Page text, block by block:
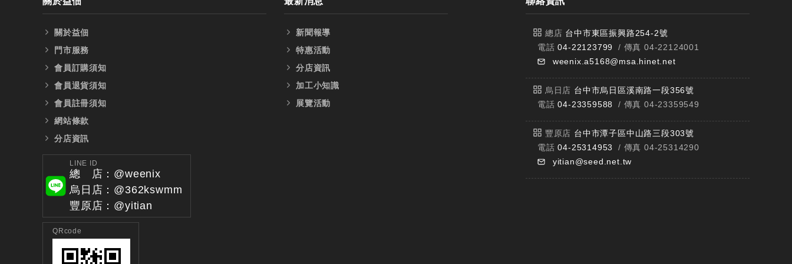
關於益佃
門市服務
會員訂購須知
會員退貨須知
會員註冊須知
網站條款
分店資訊
LINE ID
總 店：@weenix
烏日店：@362kswmm
豐原店：@yitian
QRcode
新聞報導
特惠活動
分店資訊
加工小知識
展覽活動
總店 台中市東區振興路254-2號
電話04-22123799
/ 傳真 04-22124001
weenix.a5168@msa.hinet.net
烏日店 台中市烏日區溪南路一段356號
電話04-23359588 / 傳真 04-23359549
豐原店 台中市潭子區中山路三段303號
電話04-25314953
/ 傳真 04-25314290
yitian@seed.net.tw